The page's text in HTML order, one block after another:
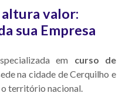
altura valor:
sua Empresa
em curso de
na cidade de Cerquilho e
território nacional.